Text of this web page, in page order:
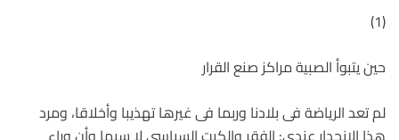
(1)
حين يتبوأ الصبية مراكز صنع القرار
لم تعد الرياضة فى بلادنا وربما فى غيرها تهذيبا وأخلاقا، ومرد